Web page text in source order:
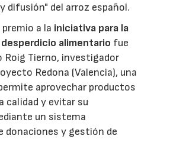
difusión" del arroz español.
a la iniciativa para la
alimentario fue
Roig Tierno, investigador
Redona (Valencia), una
aprovechar productos
calidad y evitar su
un sistema
donaciones y gestión de